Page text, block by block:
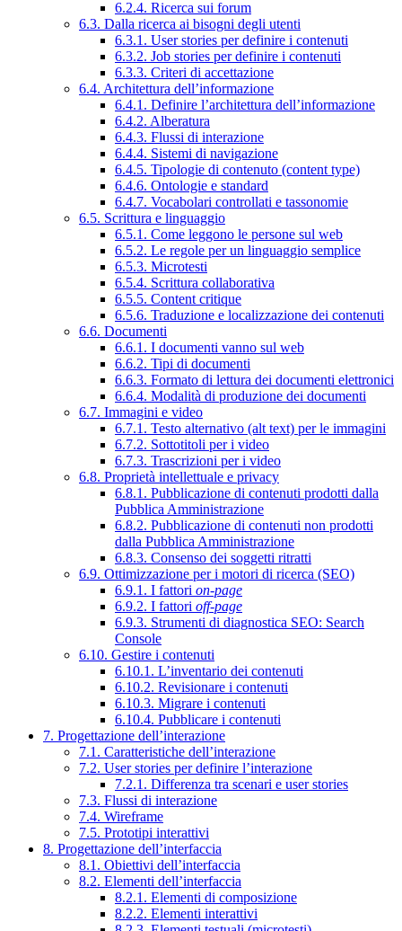
6.2.4. Ricerca sui forum
6.3. Dalla ricerca ai bisogni degli utenti
6.3.1. User stories per definire i contenuti
6.3.2. Job stories per definire i contenuti
6.3.3. Criteri di accettazione
6.4. Architettura dell’informazione
6.4.1. Definire l’architettura dell’informazione
6.4.2. Alberatura
6.4.3. Flussi di interazione
6.4.4. Sistemi di navigazione
6.4.5. Tipologie di contenuto (content type)
6.4.6. Ontologie e standard
6.4.7. Vocabolari controllati e tassonomie
6.5. Scrittura e linguaggio
6.5.1. Come leggono le persone sul web
6.5.2. Le regole per un linguaggio semplice
6.5.3. Microtesti
6.5.4. Scrittura collaborativa
6.5.5. Content critique
6.5.6. Traduzione e localizzazione dei contenuti
6.6. Documenti
6.6.1. I documenti vanno sul web
6.6.2. Tipi di documenti
6.6.3. Formato di lettura dei documenti elettronici
6.6.4. Modalità di produzione dei documenti
6.7. Immagini e video
6.7.1. Testo alternativo (alt text) per le immagini
6.7.2. Sottotitoli per i video
6.7.3. Trascrizioni per i video
6.8. Proprietà intellettuale e privacy
6.8.1. Pubblicazione di contenuti prodotti dalla
Pubblica Amministrazione
6.8.2. Pubblicazione di contenuti non prodotti
dalla Pubblica Amministrazione
6.8.3. Consenso dei soggetti ritratti
6.9. Ottimizzazione per i motori di ricerca (SEO)
6.9.1. I fattori on-page
6.9.2. I fattori off-page
6.9.3. Strumenti di diagnostica SEO: Search
Console
6.10. Gestire i contenuti
6.10.1. L’inventario dei contenuti
6.10.2. Revisionare i contenuti
6.10.3. Migrare i contenuti
6.10.4. Pubblicare i contenuti
7. Progettazione dell’interazione
7.1. Caratteristiche dell’interazione
7.2. User stories per definire l’interazione
7.2.1. Differenza tra scenari e user stories
7.3. Flussi di interazione
7.4. Wireframe
7.5. Prototipi interattivi
8. Progettazione dell’interfaccia
8.1. Obiettivi dell’interfaccia
8.2. Elementi dell’interfaccia
8.2.1. Elementi di composizione
8.2.2. Elementi interattivi